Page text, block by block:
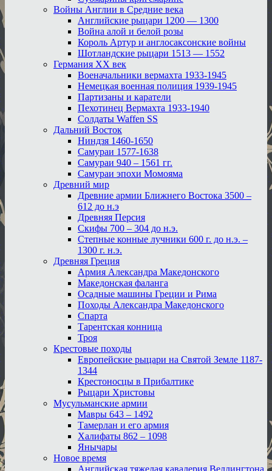
Войны Англии в Средние века
Английские рыцари 1200 — 1300
Война алой и белой розы
Король Артур и англосаксонские войны
Шотландские рыцари 1513 — 1552
Германия XX век
Военачальники вермахта 1933-1945
Немецкая военная полиция 1939-1945
Партизаны и каратели
Пехотинец Вермахта 1933-1940
Солдаты Waffen SS
Дальний Восток
Ниндзя 1460-1650
Самураи 1577-1638
Самураи 940 – 1561 гг.
Самураи эпохи Момояма
Древний мир
Древние армии Ближнего Востока 3500 –
612 до н.э
Древняя Персия
Скифы 700 – 304 до н.э.
Степные конные лучники 600 г. до н.э. –
1300 г. н.э.
Древняя Греция
Армия Александра Македонского
Македонская фаланга
Осадные машины Греции и Рима
Походы Александра Македонского
Спарта
Тарентская конница
Троя
Крестовые походы
Европейские рыцари на Святой Земле 1187-
1344
Крестоносцы в Прибалтике
Рыцари Христовы
Мусульманские армии
Мавры 643 – 1492
Тамерлан и его армия
Халифаты 862 – 1098
Янычары
Новое время
Английская тяжелая кавалерия Веллингтона